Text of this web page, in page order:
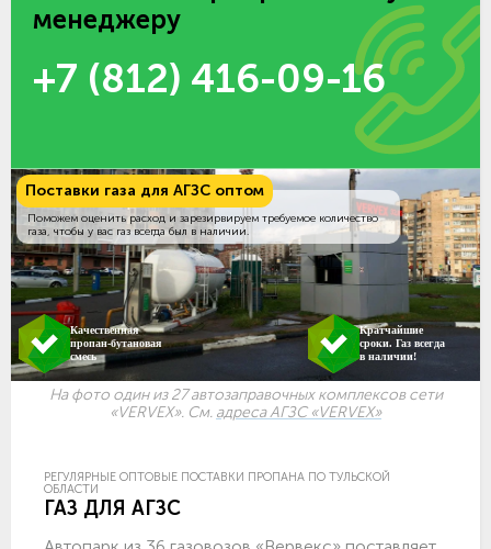
менеджеру
+7 (812) 416-09-16
Поставки газа для АГЗС оптом
Поможем оценить расход и зарезирвируем требуемое количество
газа, чтобы у вас газ всегда был в наличии.
Качественная
пропан-бутановая
смесь
Кратчайшие
сроки. Газ всегда
в наличии!
На фото один из 27 автозаправочных комплексов сети
«VERVEX». См. адреса АГЗС «VERVEX»
РЕГУЛЯРНЫЕ ОПТОВЫЕ ПОСТАВКИ ПРОПАНА ПО ТУЛЬСКОЙ
ОБЛАСТИ
ГАЗ ДЛЯ АГЗС